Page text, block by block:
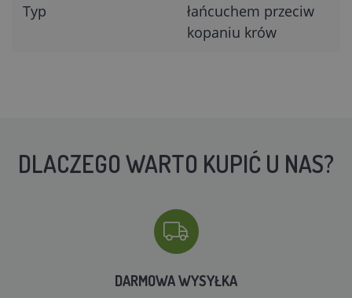
Typ
łańcuchem przeciw
kopaniu krów
DLACZEGO WARTO KUPIĆ U NAS?
DARMOWA WYSYŁKA